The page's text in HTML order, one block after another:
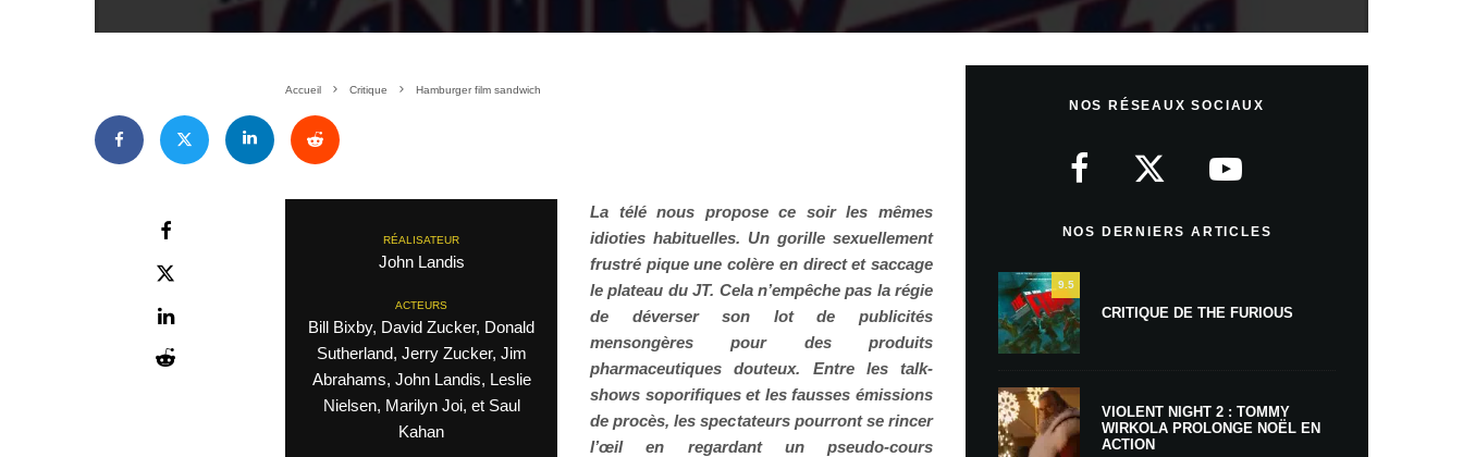
Accueil Critique Hamburger film sandwich
RÉALISATEUR
John Landis
ACTEURS
Bill Bixby, David Zucker, Donald
Sutherland, Jerry Zucker, Jim
Abrahams, John Landis, Leslie
Nielsen, Marilyn Joi, et Saul
Kahan
La télé nous propose ce soir les mêmes
idioties habituelles. Un gorille sexuellement
frustré pique une colère en direct et saccage
le plateau du JT. Cela n’empêche pas la régie
de déverser son lot de publicités
mensongères pour des produits
pharmaceutiques douteux. Entre les talk-
shows soporifiques et les fausses émissions
de procès, les spectateurs pourront se rincer
l’œil en regardant un pseudo-cours
NOS RÉSEAUX SOCIAUX
NOS DERNIERS ARTICLES
9.5
CRITIQUE DE THE FURIOUS
VIOLENT NIGHT 2 : TOMMY
WIRKOLA PROLONGE NOËL EN
ACTION